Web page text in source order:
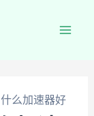
么加速器好